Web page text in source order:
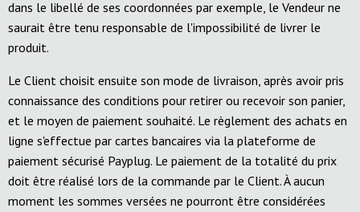
dans le libellé de ses coordonnées par exemple, le Vendeur ne
saurait être tenu responsable de l'impossibilité de livrer le
produit.
Le Client choisit ensuite son mode de livraison, après avoir pris
connaissance des conditions pour retirer ou recevoir son panier,
et le moyen de paiement souhaité. Le règlement des achats en
ligne s'effectue par cartes bancaires via la plateforme de
paiement sécurisé Payplug. Le paiement de la totalité du prix
doit être réalisé lors de la commande par le Client. À aucun
moment les sommes versées ne pourront être considérées